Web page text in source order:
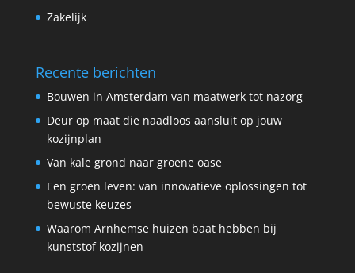
Zakelijk
Recente berichten
Bouwen in Amsterdam van maatwerk tot nazorg
Deur op maat die naadloos aansluit op jouw
kozijnplan
Van kale grond naar groene oase
Een groen leven: van innovatieve oplossingen tot
bewuste keuzes
Waarom Arnhemse huizen baat hebben bij
kunststof kozijnen